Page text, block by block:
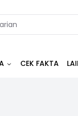
CEK FAKTA